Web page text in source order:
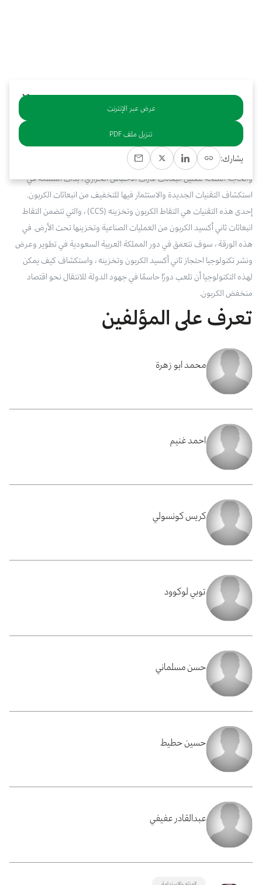
خلاصة
لطالما ارتبطت المملكة العربية السعودية ، أكبر مصدر للنفط في العالم ، بإنتاج
واستهلاك الهيدروكاربون. ومع ذلك ، مع تزايد المخاوف بشأن تغير المناخ
والحاجة الملحة لتقليل انبعاثات غازات الاحتباس الحراري ، بدأت المملكة في
استكشاف التقنيات الجديدة والاستثمار فيها للتخفيف من انبعاثات الكربون.
إحدى هذه التقنيات هي التقاط الكربون وتخزينه (CCS) ، والتي تتضمن التقاط
انبعاثات ثاني أكسيد الكربون من العمليات الصناعية وتخزينها تحت الأرض. في
هذه الورقة ، سوف نتعمق في دور المملكة العربية السعودية في تطوير وعرض
ونشر تكنولوجيا احتجاز ثاني أكسيد الكربون وتخزينه ، واستكشاف كيف يمكن
لهذه التكنولوجيا أن تلعب دورًا حاسمًا في جهود الدولة للانتقال نحو اقتصاد
منخفض الكربون.
تعرف على المؤلفين
محمد ابو زهرة
احمد غنيم
كريس كونسولي
توبي لوكوود
حسن مسلماني
حسين حطيط
عبدالقادر عفيفي
عرض عبر الإنترنت
تنزيل ملف PDF
يشارك: